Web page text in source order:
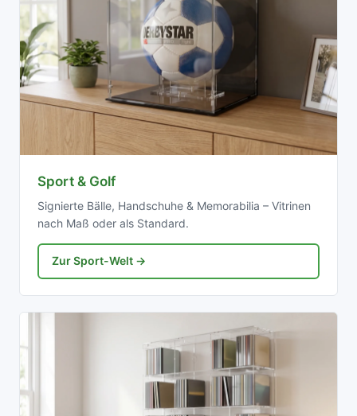
Sport & Golf
Signierte Bälle, Handschuhe & Memorabilia – Vitrinen
nach Maß oder als Standard.
Zur Sport-Welt →